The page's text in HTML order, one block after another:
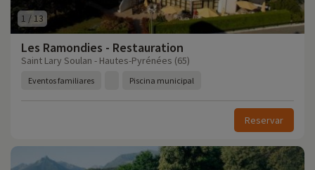
1 / 13
Les Ramondies - Restauration
Saint Lary Soulan - Hautes-Pyrénées (65)
Eventos familiares Piscina municipal
Reservar